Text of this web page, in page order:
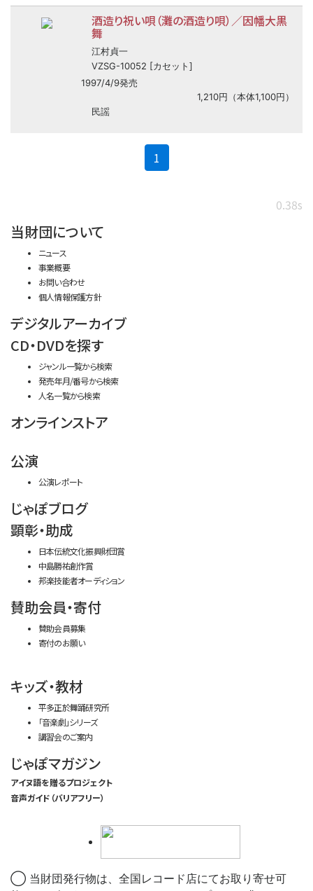
酒造り祝い唄（灘の酒造り唄）／因幡大黒
舞
江村貞一
VZSG-10052 [カセット]
1997/4/9発売
1,210円（本体1,100円）
民謡
1
0.38s
当財団について
ニュース
事業概要
お問い合わせ
個人情報保護方針
デジタルアーカイブ
CD・DVDを探す
ジャンル一覧から検索
発売年月/番号から検索
人名一覧から検索
オンラインストア
公演
公演レポート
じゃぽブログ
顕彰・助成
日本伝統文化振興財団賞
中島勝祐創作賞
邦楽技能者オーディション
賛助会員・寄付
賛助会員募集
寄付のお願い
キッズ・教材
平多正於舞踊研究所
「音楽劇」シリーズ
講習会のご案内
じゃぽマガジン
アイヌ語を贈るプロジェクト
音声ガイド（バリアフリー）
◯ 当財団発行物は、全国レコード店にてお取り寄せ可